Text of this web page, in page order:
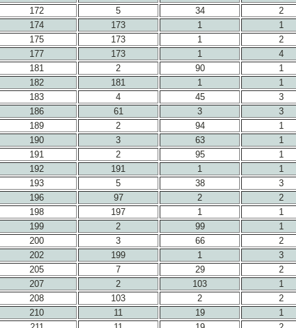
172 5 34
2
174 173 1
1
175 173 1
2
177 173 1
4
181 2 90
1
182 181 1
1
183 4 45
3
186 61 3
3
189 2 94
1
190 3 63
1
191 2 95
1
192 191 1
1
193 5 38
3
196 97 2
2
198 197 1
1
199 2 99
1
200 3 66
2
202 199 1
3
205 7 29
2
207 2 103
1
208 103 2
2
210 11 19
1